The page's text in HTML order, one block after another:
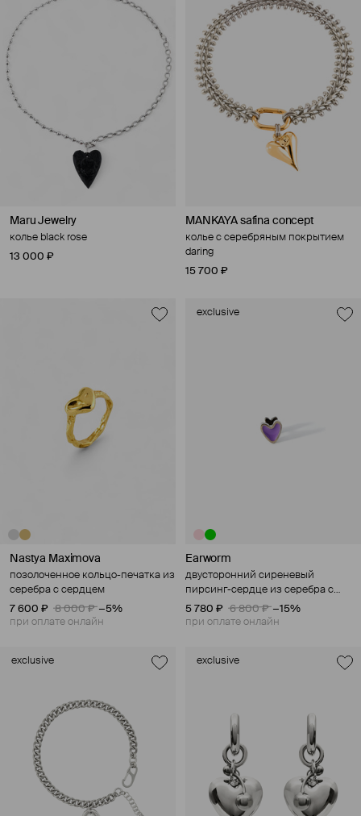
Maru Jewelry
колье black rose
13 000 ₽
MANKAYA safina concept
колье с серебряным покрытием
daring
15 700 ₽
Nastya Maximova
позолоченное кольцо-печатка из
серебра с сердцем
7 600 ₽
8 000 ₽ −5%
при оплате онлайн
exclusive
Earworm
двусторонний сиреневый
пирсинг-сердце из серебра с
цветком
5 780 ₽ 6 800 ₽ −15%
при оплате онлайн
exclusive exclusive